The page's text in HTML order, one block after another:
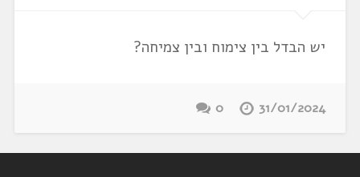
יש הבדל בין צימוח ובין צמיחה?
31/01/2024
0